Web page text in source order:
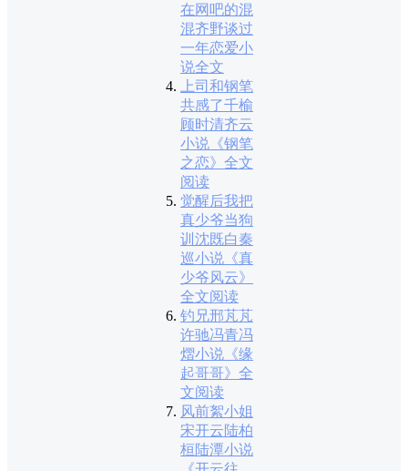
在网吧的混
混齐野谈过
一年恋爱小
说全文
上司和钢笔
共感了千榆
顾时清齐云
小说《钢笔
之恋》全文
阅读
觉醒后我把
真少爷当狗
训沈既白秦
巡小说《真
少爷风云》
全文阅读
钓兄邢芃芃
许驰冯青冯
熠小说《缘
起哥哥》全
文阅读
风前絮小姐
宋开云陆柏
桓陆潭小说